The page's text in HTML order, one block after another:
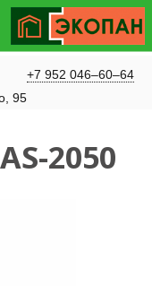
+7 952 046–60–64
95
2050